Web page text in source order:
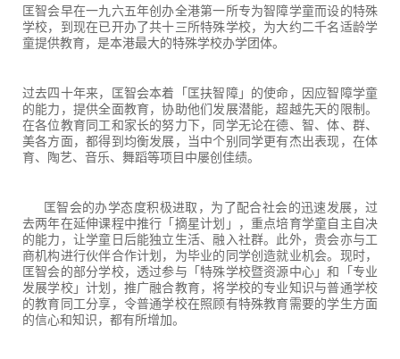
匡智会早在一九六五年创办全港第一所专为智障学童而设的特殊
学校，到现在已开办了共十三所特殊学校，为大约二千名适龄学
童提供教育，是本港最大的特殊学校办学团体。
过去四十年来，匡智会本着「匡扶智障」的使命，因应智障学童
的能力，提供全面教育，协助他们发展潜能，超越先天的限制。
在各位教育同工和家长的努力下，同学无论在德、智、体、群、
美各方面，都得到均衡发展，当中个别同学更有杰出表现，在体
育、陶艺、音乐、舞蹈等项目中屡创佳绩。
匡智会的办学态度积极进取，为了配合社会的迅速发展，过
去两年在延伸课程中推行「摘星计划」，重点培育学童自主自决
的能力，让学童日后能独立生活、融入社群。此外，贵会亦与工
商机构进行伙伴合作计划，为毕业的同学创造就业机会。现时，
匡智会的部分学校，透过参与「特殊学校暨资源中心」和「专业
发展学校」计划，推广融合教育，将学校的专业知识与普通学校
的教育同工分享，令普通学校在照顾有特殊教育需要的学生方面
的信心和知识，都有所增加。